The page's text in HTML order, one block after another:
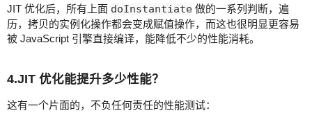
JIT 优化后，所有上面 doInstantiate 做的一系列判断，遍
历，拷贝的实例化操作都会变成赋值操作，而这也很明显更容易
被 JavaScript 引擎直接编译，能降低不少的性能消耗。
4.JIT 优化能提升多少性能？
这有一个片面的，不负任何责任的性能测试：